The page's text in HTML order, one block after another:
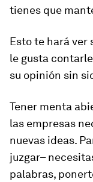
tienes que
Esto te hará ver
le gusta
su opinión sin
Tener menta
las empresas
nuevas ideas.
juzgar–
palabras,